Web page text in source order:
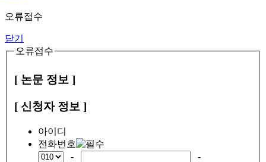
오류접수
닫기
오류접수
[ 논문 정보 ]
[ 신청자 정보 ]
아이디
전화번호
-
-